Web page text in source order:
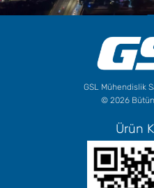
GSL Mühendislik
© 2026 Bütün
Ürün